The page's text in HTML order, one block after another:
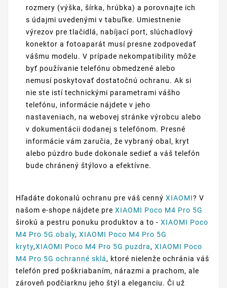
rozmery (výška, šírka, hrúbka) a porovnajte ich
s údajmi uvedenými v tabuľke. Umiestnenie
výrezov pre tlačidlá, nabíjací port, slúchadlový
konektor a fotoaparát musí presne zodpovedať
vášmu modelu. V prípade nekompatibility môže
byť používanie telefónu obmedzené alebo
nemusí poskytovať dostatočnú ochranu. Ak si
nie ste istí technickými parametrami vášho
telefónu, informácie nájdete v jeho
nastaveniach, na webovej stránke výrobcu alebo
v dokumentácii dodanej s telefónom. Presné
informácie vám zaručia, že vybraný obal, kryt
alebo púzdro bude dokonale sedieť a váš telefón
bude chránený štýlovo a efektívne.
Hľadáte dokonalú ochranu pre váš cenný XIAOMI? V
našom e-shope nájdete pre XIAOMI Poco M4 Pro 5G
širokú a pestru ponuku produktov a to - XIAOMI Poco
M4 Pro 5G obaly, XIAOMI Poco M4 Pro 5G
kryty,XIAOMI Poco M4 Pro 5G puzdra, XIAOMI Poco
M4 Pro 5G ochranné sklá, ktoré nielenže ochránia váš
telefón pred poškriabaním, nárazmi a prachom, ale
zároveň podčiarknu jeho štýl a eleganciu. Či už